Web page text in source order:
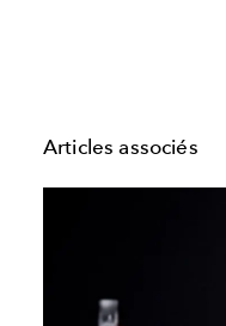
Articles associés